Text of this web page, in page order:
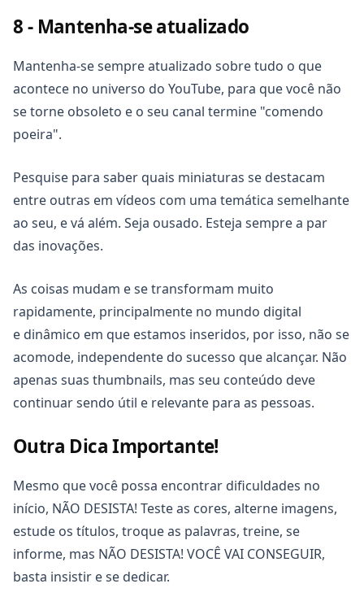
contraste.
Saiba que a ADOBE oferece umsite gratuito, com um
esquema de cores, onde você poderá encontrar a cor
ideal.
Para isso, basta você inserir o código da cor no campo
logo abaixo do disco de cores). E então,
automaticamente, o site irá gerar uma paleta com
cores que combinarão perfeitamente com o tom que
você escolheu.
8 - Mantenha-se atualizado
Mantenha-se sempre atualizado sobre tudo o que
acontece no universo do YouTube, para que você não
se torne obsoleto e o seu canal termine "comendo
poeira".
Pesquise para saber quais miniaturas se destacam
entre outras em vídeos com uma temática semelhante
ao seu, e vá além. Seja ousado. Esteja sempre a par
das inovações.
As coisas mudam e se transformam muito
rapidamente, principalmente no mundo digital
e dinâmico em que estamos inseridos, por isso, não se
acomode, independente do sucesso que alcançar. Não
apenas suas thumbnails, mas seu conteúdo deve
continuar sendo útil e relevante para as pessoas.
Outra Dica Importante!
Mesmo que você possa encontrar dificuldades no
início, NÃO DESISTA! Teste as cores, alterne imagens,
estude os títulos, troque as palavras, treine, se
informe, mas NÃO DESISTA! VOCÊ VAI CONSEGUIR,
basta insistir e se dedicar.